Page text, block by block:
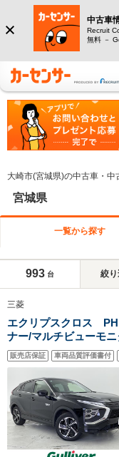
中古車
Recruit
無料 －
大崎市(宮城県)の中古車・中
宮城県
一覧から探す
993 台 絞
三菱
エクリプスクロス
ナー/マルチビューモ
イ/フルセグTV/
ー/ステアリングヒー
ト/社外アルミ付冬タ
販売店保証 車両品質評価書付